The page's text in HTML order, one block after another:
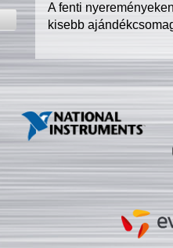
A fenti
kisebb